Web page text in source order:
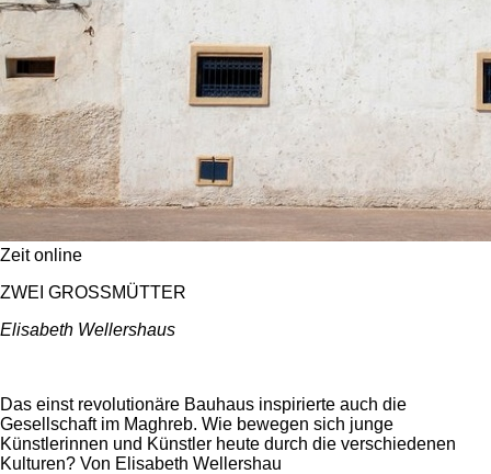
Zeit online
ZWEI GROSSMÜTTER
Elisabeth Wellershaus
Das einst revolutionäre Bauhaus inspirierte auch die
Gesellschaft im Maghreb. Wie bewegen sich junge
Künstlerinnen und Künstler heute durch die verschiedenen
Kulturen? Von Elisabeth Wellershau